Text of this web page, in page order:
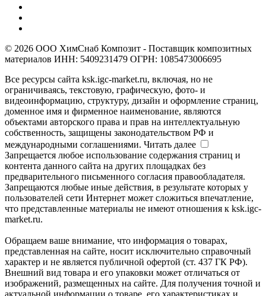
© 2026 ООО ХимСнаб Композит - Поставщик композитных
материалов ИНН: 5409231479 ОГРН: 1085473006695
Все ресурсы сайта ksk.igc-market.ru, включая, но не
ограничиваясь, текстовую, графическую, фото- и
видеоинформацию, структуру, дизайн и оформление страниц,
доменное имя и фирменное наименование, являются
объектами авторского права и прав на интеллектуальную
собственность, защищены законодательством РФ и
международными соглашениями. Читать далее
Запрещается любое использование содержания страниц и
контента данного сайта на других площадках без
предварительного письменного согласия правообладателя.
Запрещаются любые иные действия, в результате которых у
пользователей сети Интернет может сложиться впечатление,
что представленные материалы не имеют отношения к ksk.igc-
market.ru.
Обращаем ваше внимание, что информация о товарах,
представленная на сайте, носит исключительно справочный
характер и не является публичной офертой (ст. 437 ГК РФ).
Внешний вид товара и его упаковки может отличаться от
изображений, размещенных на сайте. Для получения точной и
актуальной информации о товаре, его характеристиках и